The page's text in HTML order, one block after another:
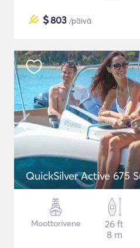
$803 /päivä
QuickSilver Active 675
Moottorivene
26 ft
8 m